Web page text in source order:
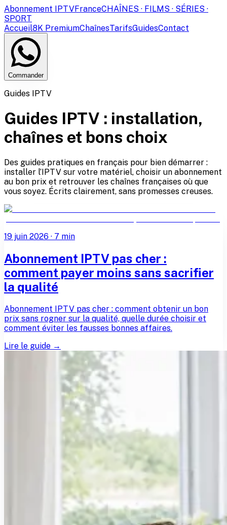
Abonnement IPTVFranceCHAÎNES · FILMS · SÉRIES ·
SPORT
Accueil8K PremiumChaînesTarifsGuidesContact
Commander
Guides IPTV
Guides IPTV : installation,
chaînes et bons choix
Des guides pratiques en français pour bien démarrer :
installer l’IPTV sur votre matériel, choisir un abonnement
au bon prix et retrouver les chaînes françaises où que
vous soyez. Écrits clairement, sans promesses creuses.
19 juin 2026 · 7 min
Abonnement IPTV pas cher :
comment payer moins sans sacrifier
la qualité
Abonnement IPTV pas cher : comment obtenir un bon
prix sans rogner sur la qualité, quelle durée choisir et
comment éviter les fausses bonnes affaires.
Lire le guide →